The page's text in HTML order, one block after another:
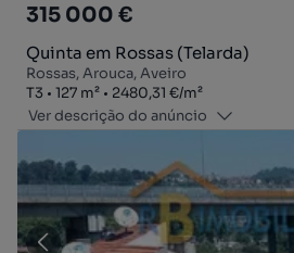
315 000 €
Quinta em Rossas (Telarda)
Rossas, Arouca, Aveiro
Tipologia
T3
Zona127 m²
Preço por metro quadrado
2480,31 €/m²
Ver descrição do anúncio